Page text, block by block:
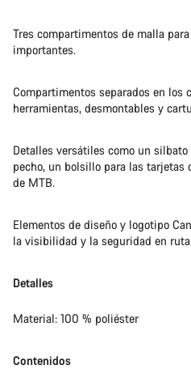
Tres compartimentos de malla
importantes.
Compartimentos separados en los
herramientas, desmontables y
Detalles versátiles como un
pecho, un bolsillo para las
de MTB.
Elementos de diseño y logotipo
la visibilidad y la seguridad en
Detalles
Material: 100 % poliéster
Contenidos